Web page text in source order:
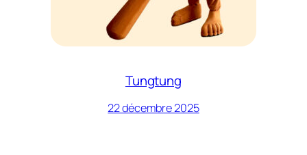
Tungtung
22 décembre 2025